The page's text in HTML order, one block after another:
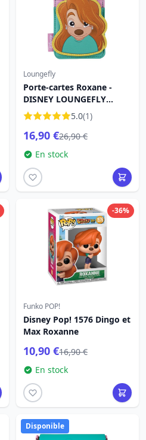
Loungefly
Porte-cartes Roxane -
DISNEY LOUNGEFLY
Dingo le film 30e
anniversaire
5.0(1)
16,90 €26,90 €
En stock
-36%
Funko POP!
Disney Pop! 1576 Dingo et
Max Roxanne
10,90 €16,90 €
En stock
Disponible